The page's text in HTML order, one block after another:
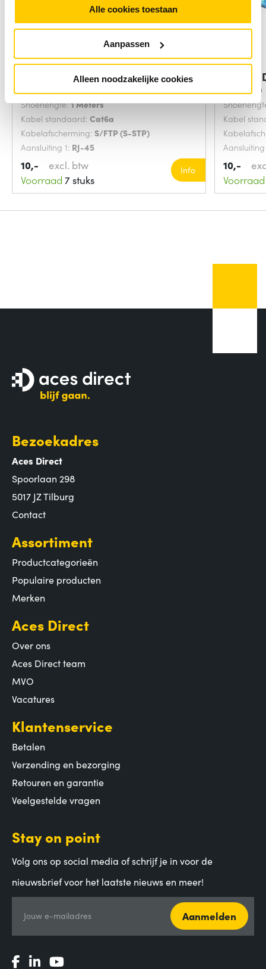
Alle cookies toestaan
Aanpassen
Alleen noodzakelijke cookies
ACT Paarse 1,00 meter SFTP CAT6A
Snoerlengte:1 Meters
Kabel standaard: Cat6a
Kabelafscherming: S/FTP (S-STP)
Aansluiting 1: RJ-45
10,-
excl. btw
Voorraad 7 stuks
Info
Grijs 20
Kabel
10,-
Voorraad
Bezoekadres
Aces Direct
Spoorlaan 298
5017 JZ Tilburg
Contact
Assortiment
Productcategorieën
Populaire producten
Merken
Aces Direct
Over ons
Aces Direct team
MVO
Vacatures
Klantenservice
Betalen
Verzending en bezorging
Retouren en garantie
Veelgestelde vragen
Stay on point
Volg ons op social media of schrijf je in voor de
nieuwsbrief voor het laatste nieuws en meer!
Jouw e-mailadres Aanmelden